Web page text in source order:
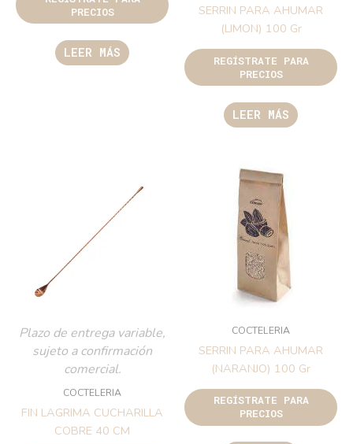
PRECIOS
LEER MÁS
SERRIN PARA AHUMAR
(LIMON) 100 Gr
REGÍSTRATE PARA
PRECIOS
LEER MÁS
Plazo de entrega variable,
sujeto a confirmación
comercial.
COCTELERIA
FIN LAGRIMA CUCHARILLA
COBRE 40 CM
COCTELERIA
SERRIN PARA AHUMAR
(NARANJO) 100 Gr
REGÍSTRATE PARA
PRECIOS